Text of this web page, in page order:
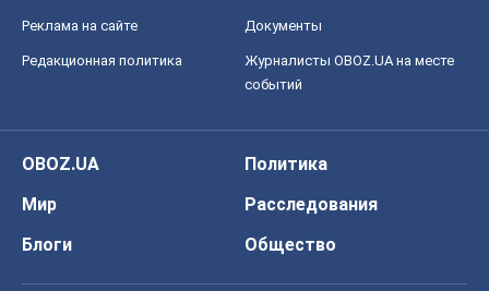
Реклама на сайте Документы
Редакционная политика
Журналисты OBOZ.UA на месте
событий
OBOZ.UA
Политика
Мир
Расследования
Блоги
Общество